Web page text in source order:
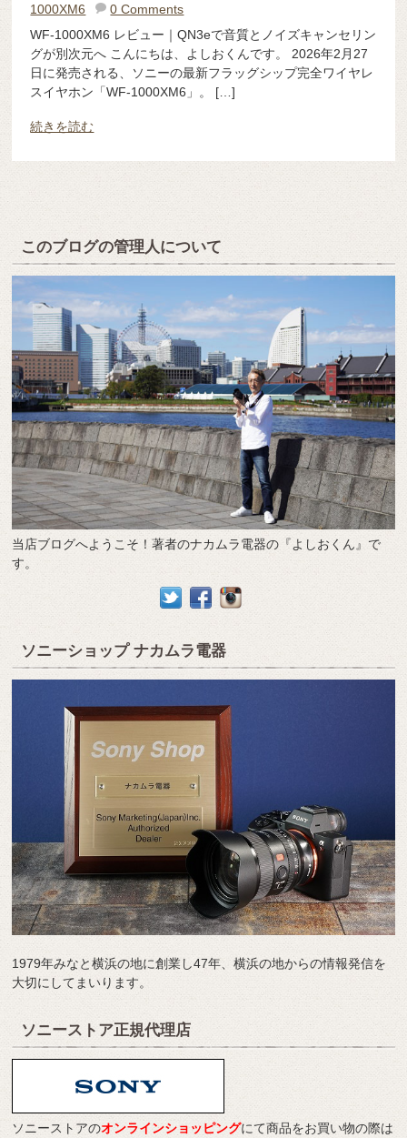
1000XM6
0 Comments
WF-1000XM6 レビュー｜QN3eで音質とノイズキャンセリン
グが別次元へ こんにちは、よしおくんです。 2026年2月27
日に発売される、ソニーの最新フラッグシップ完全ワイヤレ
スイヤホン「WF-1000XM6」。 […]
続きを読む
このブログの管理人について
当店ブログへようこそ！著者のナカムラ電器の『よしおくん』で
す。
ソニーショップ ナカムラ電器
1979年みなと横浜の地に創業し47年、横浜の地からの情報発信を
大切にしてまいります。
ソニーストア正規代理店
ソニーストアのオンラインショッピングにて商品をお買い物の際は